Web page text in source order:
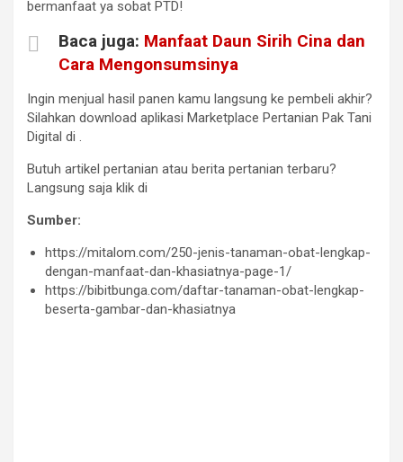
bermanfaat ya sobat PTD!
Baca juga: Manfaat Daun Sirih Cina dan
Cara Mengonsumsinya
Ingin menjual hasil panen kamu langsung ke pembeli akhir?
Silahkan download aplikasi Marketplace Pertanian Pak Tani
Digital di .
Butuh artikel pertanian atau berita pertanian terbaru?
Langsung saja klik di
Sumber:
https://mitalom.com/250-jenis-tanaman-obat-lengkap-
dengan-manfaat-dan-khasiatnya-page-1/
https://bibitbunga.com/daftar-tanaman-obat-lengkap-
beserta-gambar-dan-khasiatnya